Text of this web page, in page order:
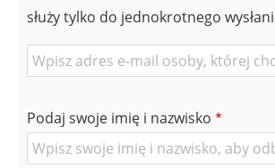
służy tylko do jednokrotnego
E-
znajomej
Osoby
Podaj swoje imię i nazwisko